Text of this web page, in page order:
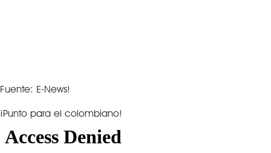
Fuente: E-News!
¡Punto para el colombiano!